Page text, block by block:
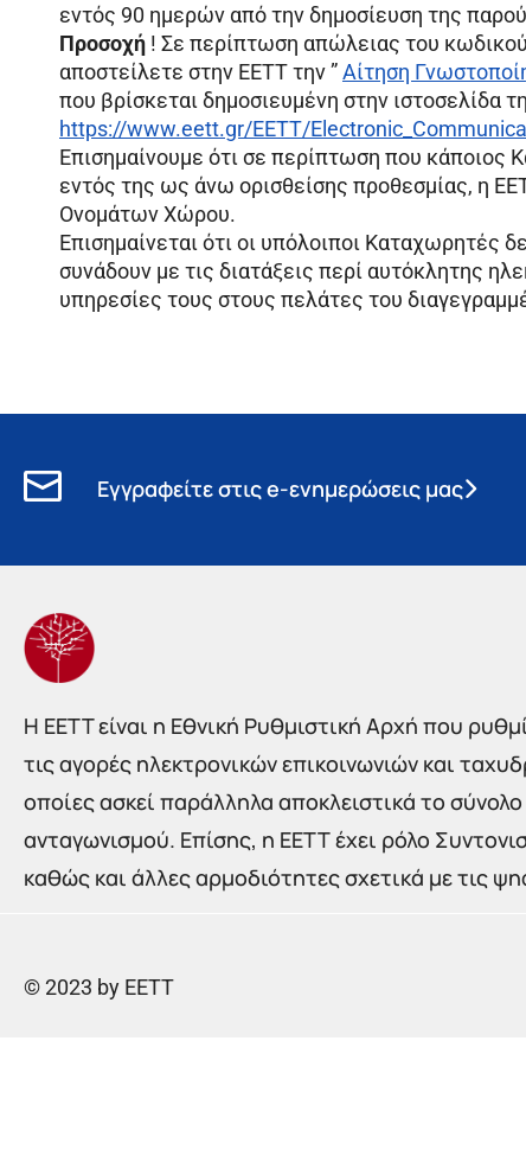
εντός 90 ημερών από την δημοσίευση της
Προσοχή ! Σε περίπτωση απώλειας του
αποστείλετε στην ΕΕΤΤ την ”Αίτηση
που βρίσκεται δημοσιευμένη στην ιστοσελίδα
https://www.eett.gr/EETT/
Επισημαίνουμε ότι σε περίπτωση που
εντός της ως άνω ορισθείσης προθεσμίας, η
Ονομάτων Χώρου.
Επισημαίνεται ότι οι υπόλοιποι Καταχωρητές
συνάδουν με τις διατάξεις περί αυτόκλητης
υπηρεσίες τους στους πελάτες του
Εγγραφείτε στις e-ενημερώσεις μας
Η EETT είναι η Εθνική Ρυθμιστική Αρχή που
τις αγορές ηλεκτρονικών επικοινωνιών και
οποίες ασκεί παράλληλα αποκλειστικά το
ανταγωνισμού. Επίσης, η ΕΕΤΤ έχει ρόλο
καθώς και άλλες αρμοδιότητες σχετικά με τις
© 2023 by EETT